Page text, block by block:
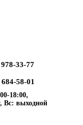
33-77
58-01
18:00,
Вс: выходной